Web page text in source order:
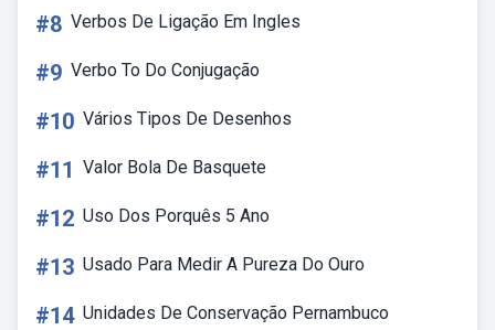
#8 Verbos De Ligação Em Ingles
#9 Verbo To Do Conjugação
#10 Vários Tipos De Desenhos
#11 Valor Bola De Basquete
#12 Uso Dos Porquês 5 Ano
#13 Usado Para Medir A Pureza Do Ouro
#14 Unidades De Conservação Pernambuco